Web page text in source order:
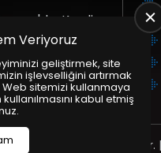
Kredi
ile yedek
gelsin.
Tüm Hakları
Veriyoruz
geliştirmek, site
işlevselliğini artırmak
sitemizi kullanmaya
kabul etmiş